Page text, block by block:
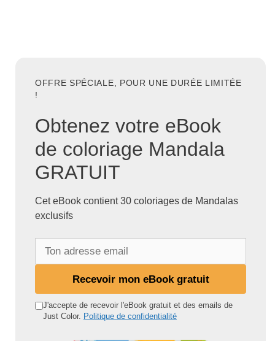
OFFRE SPÉCIALE, POUR UNE DURÉE LIMITÉE
!
Obtenez votre eBook
de coloriage Mandala
GRATUIT
Cet eBook contient 30 coloriages de Mandalas
exclusifs
d
Recevoir mon eBook gratuit
J'accepte de recevoir l'eBook gratuit et des emails de
Just Color. Politique de confidentialité